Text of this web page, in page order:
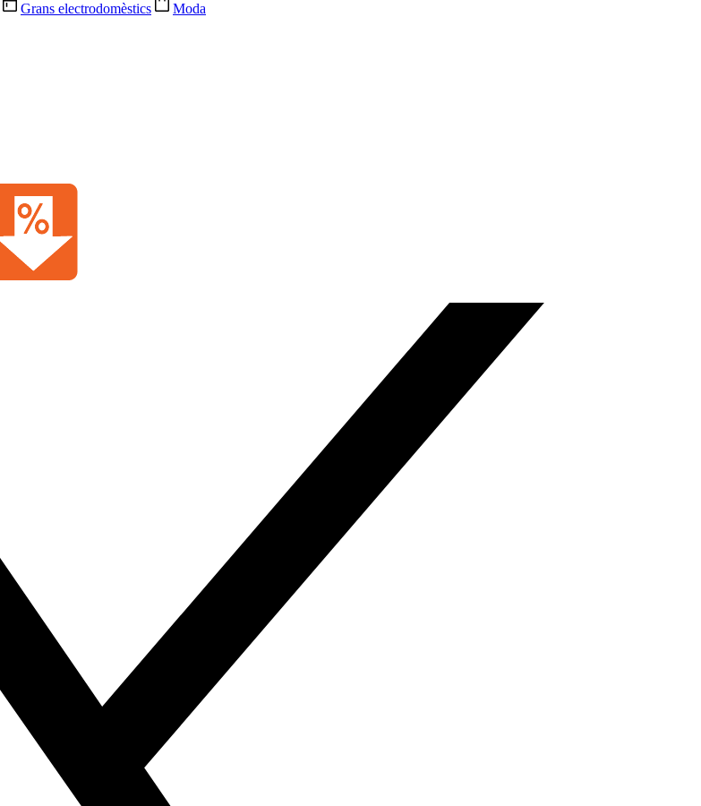
Grans electrodomèstics Moda